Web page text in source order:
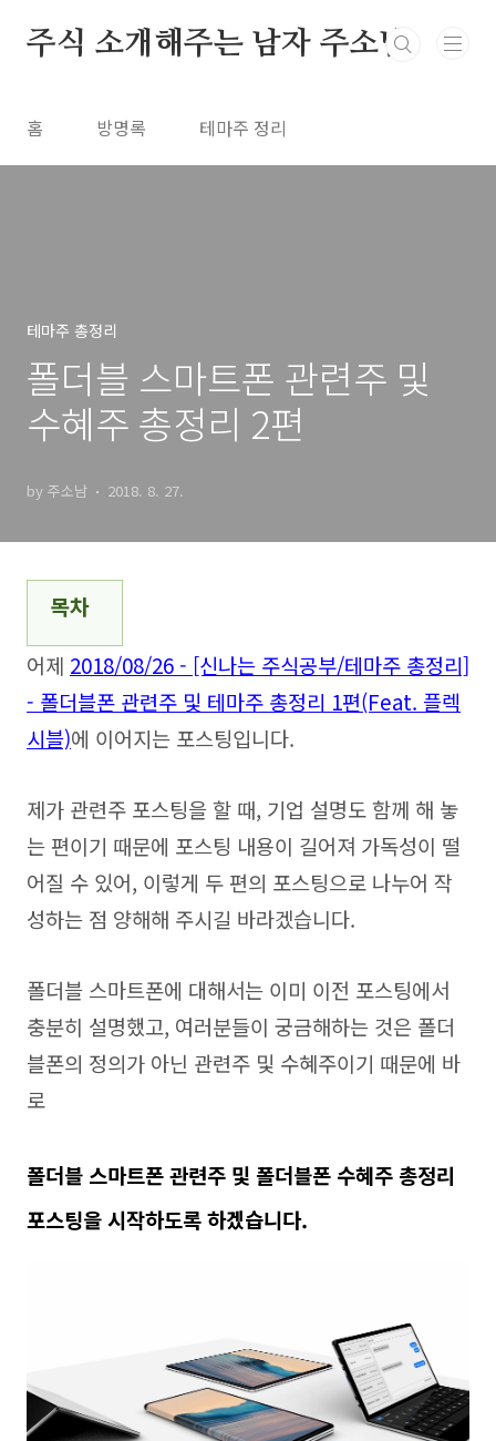
주식 소개해주는 남자 주소남
홈 방명록 테마주 정리
테마주 총정리
폴더블 스마트폰 관련주 및
수혜주 총정리 2편
by 주소남 2018. 8. 27.
목차
어제 2018/08/26 - [신나는 주식공부/테마주 총정리]
- 폴더블폰 관련주 및 테마주 총정리 1편(Feat. 플렉
시블)에 이어지는 포스팅입니다.
제가 관련주 포스팅을 할 때, 기업 설명도 함께 해 놓
는 편이기 때문에 포스팅 내용이 길어져 가독성이 떨
어질 수 있어, 이렇게 두 편의 포스팅으로 나누어 작
성하는 점 양해해 주시길 바라겠습니다.
폴더블 스마트폰에 대해서는 이미 이전 포스팅에서
충분히 설명했고, 여러분들이 궁금해하는 것은 폴더
블폰의 정의가 아닌 관련주 및 수혜주이기 때문에 바
로
폴더블 스마트폰 관련주 및 폴더블폰 수혜주 총정리
포스팅을 시작하도록 하겠습니다.